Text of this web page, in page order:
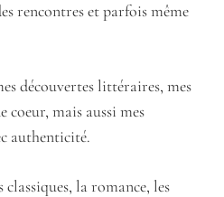
rencontres et parfois même
découvertes littéraires, mes
coeur, mais aussi mes
authenticité.
la romance, les